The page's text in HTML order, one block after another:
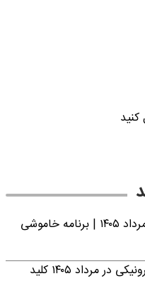
کنید
جدول قطعی برق کرمان روز شنبه ۱۷ مرداد ۱۴۰۵ | برنامه خاموشی
خبر فوری؛ افزایش اعتبار کالابرگ الکترونیکی در مرداد ۱۴۰۵ کلید